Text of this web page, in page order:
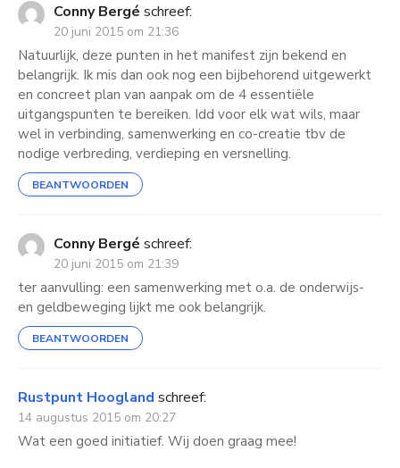
Conny Bergé schreef:
20 juni 2015 om 21:36
Natuurlijk, deze punten in het manifest zijn bekend en
belangrijk. Ik mis dan ook nog een bijbehorend uitgewerkt
en concreet plan van aanpak om de 4 essentiële
uitgangspunten te bereiken. Idd voor elk wat wils, maar
wel in verbinding, samenwerking en co-creatie tbv de
nodige verbreding, verdieping en versnelling.
BEANTWOORDEN
Conny Bergé schreef:
20 juni 2015 om 21:39
ter aanvulling: een samenwerking met o.a. de onderwijs-
en geldbeweging lijkt me ook belangrijk.
BEANTWOORDEN
Rustpunt Hoogland schreef:
14 augustus 2015 om 20:27
Wat een goed initiatief. Wij doen graag mee!